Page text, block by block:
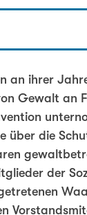
an ihrer
Gewalt an
über die
der